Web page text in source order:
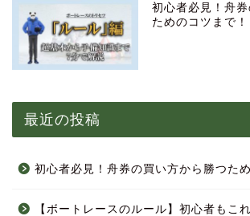
初心者必見！舟
ためのコツまで！
最近の投稿
初心者必見！舟券の買い方から勝つた
【ボートレースのルール】初心者もこ